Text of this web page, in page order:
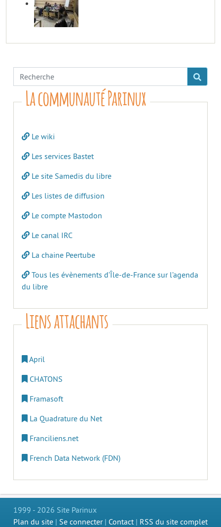
La communauté Parinux
Le wiki
Les services Bastet
Le site Samedis du libre
Les listes de diffusion
Le compte Mastodon
Le canal IRC
La chaine Peertube
Tous les évènements d’Île-de-France sur l’agenda
du libre
Liens attachants
April
CHATONS
Framasoft
La Quadrature du Net
Franciliens.net
French Data Network (FDN)
1999 - 2026 Site Parinux
Plan du site | Se connecter| Contact | RSS du site complet